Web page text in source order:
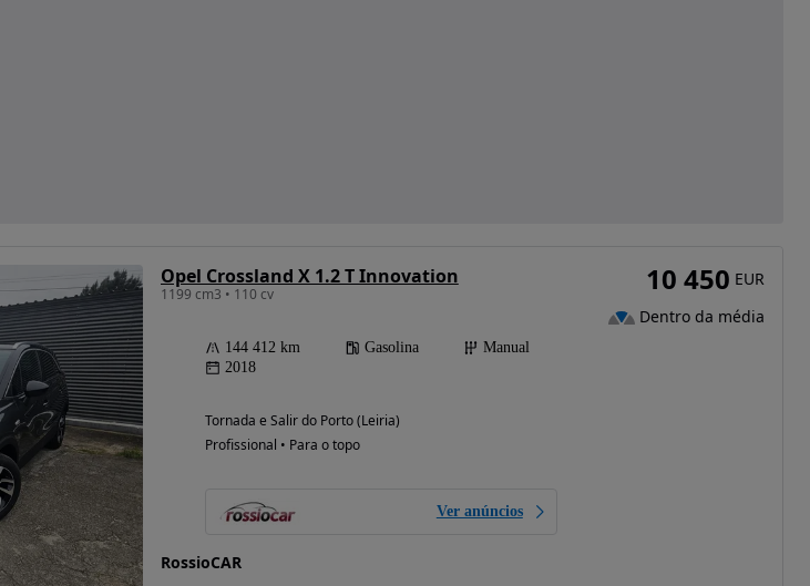
Opel Crossland X 1.2 T Innovation
1199 cm3 • 110 cv
144 412 km Gasolina
Manual
2018
Tornada e Salir do Porto (Leiria)
Profissional • Para o topo
Ver anúncios
RossioCAR
10 450 EUR
Dentro da média